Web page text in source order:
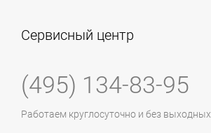
Сервисный центр
(495) 134-83-95
Работаем круглосуточно и без выходных